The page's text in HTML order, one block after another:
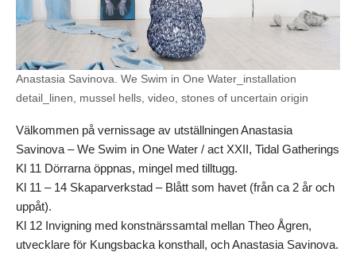
Anastasia Savinova. We Swim in One Water_installation
detail_linen, mussel hells, video, stones of uncertain origin
Välkommen på vernissage av utställningen Anastasia
Savinova – We Swim in One Water / act XXII, Tidal Gatherings
Kl 11 Dörrarna öppnas, mingel med tilltugg.
Kl 11 – 14 Skaparverkstad – Blått som havet (från ca 2 år och
uppåt).
Kl 12 Invigning med konstnärssamtal mellan Theo Ågren,
utvecklare för Kungsbacka konsthall, och Anastasia Savinova.